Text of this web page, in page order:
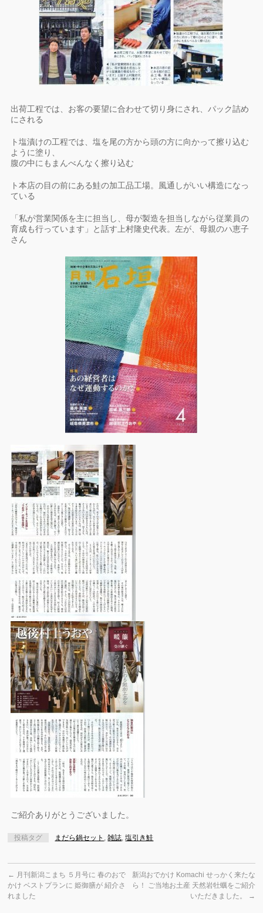
出荷工程では、お客の要望に合わせて切り身にされ、パック詰め
にされる
ト塩漬けの工程では、塩を尾の方から頭の方に向かって擦り込む
ように塗り、
腹の中にもまんべんなく擦り込む
ト本店の目の前にある鮭の加工品工場。風通しがいい構造になっ
ている
「私が営業関係を主に担当し、母が製造を担当しながら従業員の
育成も行っています」と話す上村隆史代表。左が、母親のハ恵子
さん
ご紹介ありがとうございました。
投稿タグ まだら鍋セット ,雑誌,塩引き鮭
← 月刊新潟こまち ５月号に 春のおで
かけ ベストプランに 姫御膳が 紹介さ
れました
新潟おでかけ Komachi せっかく来たな
ら！ ご当地お土産 天然岩牡蠣をご紹介
いただきました。
→